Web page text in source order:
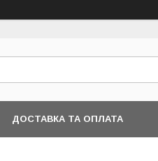
ДОСТАВКА ТА ОПЛАТА